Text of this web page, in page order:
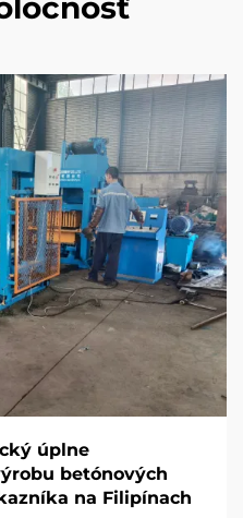
úplne
betónových
na Filipínach